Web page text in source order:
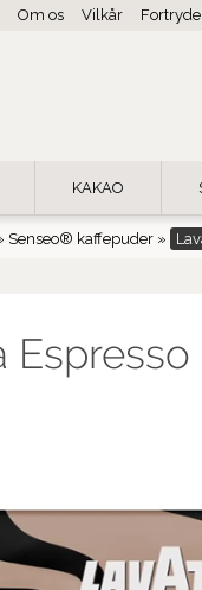
Om os Vilkår
KAKAO
Senseo® kaffepuder»